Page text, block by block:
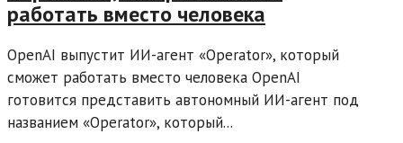
работать вместо человека
OpenAI выпустит ИИ-агент «Operator», который
сможет работать вместо человека OpenAI
готовится представить автономный ИИ-агент под
названием «Operator», который...